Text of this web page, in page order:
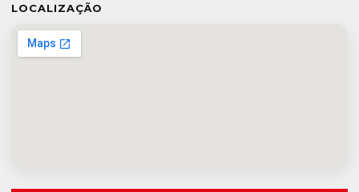
LOCALIZAÇÃO